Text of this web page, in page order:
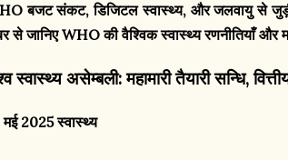
बजट संकट, डिजिटल स्वास्थ्य, और जलवायु से जुड़ी
से जानिए WHO की वैश्विक स्वास्थ्य रणनीतियाँ और
स्वास्थ्य असेम्बली: महामारी तैयारी सन्धि,
2025 स्वास्थ्य